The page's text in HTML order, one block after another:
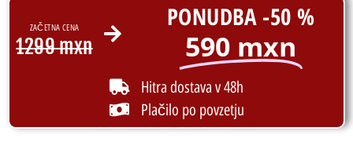
ZAČETNA CENA
1299 mxn
PONUDBA -50 %
590 mxn
Hitra dostava v 48h
Plačilo po povzetju